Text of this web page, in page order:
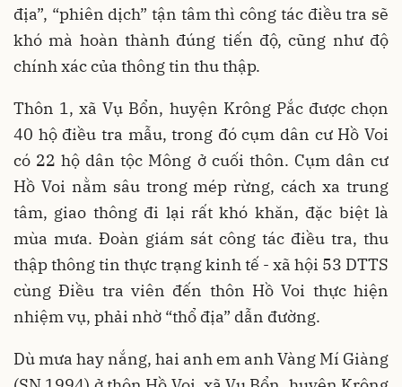
địa”, “phiên dịch” tận tâm thì công tác điều tra sẽ
khó mà hoàn thành đúng tiến độ, cũng như độ
chính xác của thông tin thu thập.
Thôn 1, xã Vụ Bổn, huyện Krông Pắc được chọn
40 hộ điều tra mẫu, trong đó cụm dân cư Hồ Voi
có 22 hộ dân tộc Mông ở cuối thôn. Cụm dân cư
Hồ Voi nằm sâu trong mép rừng, cách xa trung
tâm, giao thông đi lại rất khó khăn, đặc biệt là
mùa mưa. Đoàn giám sát công tác điều tra, thu
thập thông tin thực trạng kinh tế - xã hội 53 DTTS
cùng Điều tra viên đến thôn Hồ Voi thực hiện
nhiệm vụ, phải nhờ “thổ địa” dẫn đường.
Dù mưa hay nắng, hai anh em anh Vàng Mí Giàng